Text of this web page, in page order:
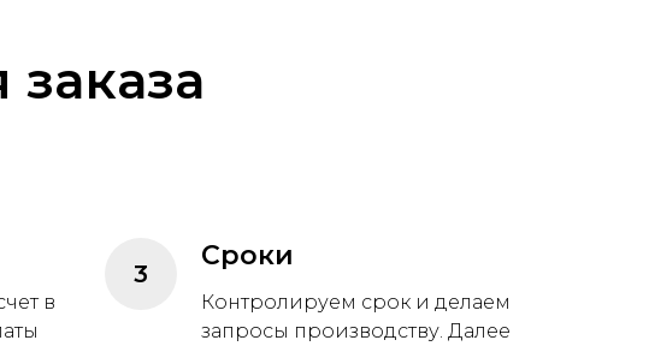
в
Сроки
Контролируем срок и делаем
запросы производству. Далее